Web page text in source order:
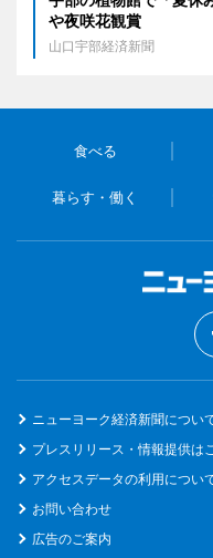
や夜咲花観賞
山口宇部経済新聞
食べる
暮らす・働く
ニューヨーク経済新聞につい
プレスリリース・情報提供は
アクセスデータの利用につい
お問い合わせ
広告のご案内